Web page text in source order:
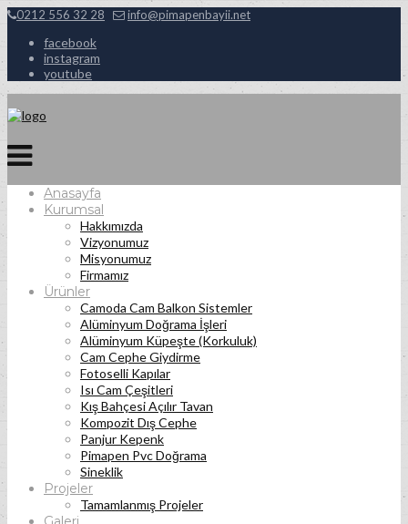
0212 556 32 28 info@pimapenbayii.net
facebook
instagram
youtube
Anasayfa
Kurumsal
Hakkımızda
Vizyonumuz
Misyonumuz
Firmamız
Ürünler
Camoda Cam Balkon Sistemler
Alüminyum Doğrama İşleri
Alüminyum Küpeşte (Korkuluk)
Cam Cephe Giydirme
Fotoselli Kapılar
Isı Cam Çeşitleri
Kış Bahçesi Açılır Tavan
Kompozit Dış Cephe
Panjur Kepenk
Pimapen Pvc Doğrama
Sineklik
Projeler
Tamamlanmış Projeler